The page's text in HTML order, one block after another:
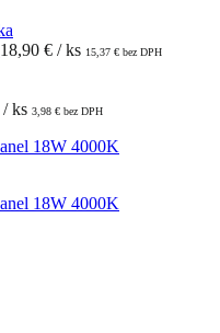
18,90 € / ks 15,37 € bez DPH
/ ks 3,98 € bez DPH